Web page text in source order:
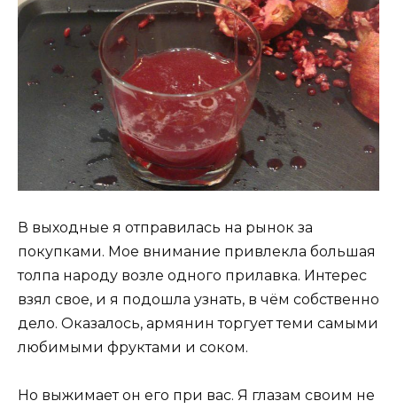
В выходные я отправилась на рынок за
покупками. Мое внимание привлекла большая
толпа народу возле одного прилавка. Интерес
взял свое, и я подошла узнать, в чём собственно
дело. Оказалось, армянин торгует теми самыми
любимыми фруктами и соком.
Но выжимает он его при вас. Я глазам своим не